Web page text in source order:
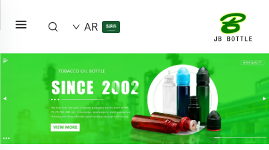
AR